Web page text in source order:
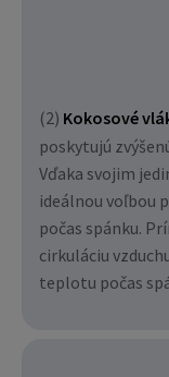
(2) Kokosové
poskytujú
Vďaka svojim
ideálnou voľbou
počas spánku.
cirkuláciu
teplotu počas